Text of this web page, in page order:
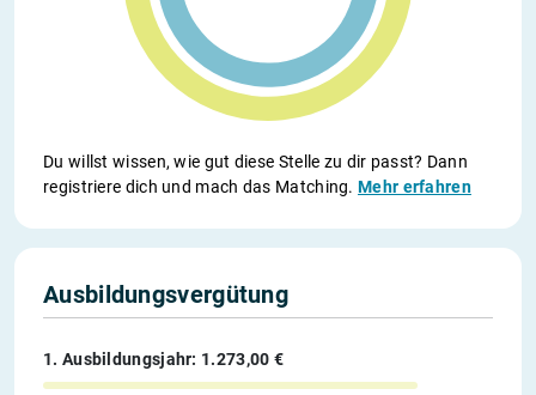
Du willst wissen, wie gut diese Stelle zu dir passt? Dann
registriere dich und mach das Matching.Mehr erfahren
Ausbildungsvergütung
1. Ausbildungsjahr: 1.273,00 €